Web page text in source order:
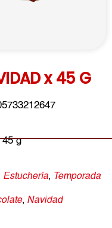
x 45 G
g
Estuchería, Temporada
, Navidad